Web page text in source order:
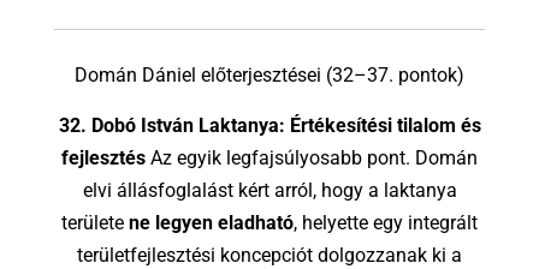
Domán Dániel előterjesztései (32–37. pontok)
32. Dobó István Laktanya: Értékesítési tilalom és
fejlesztés Az egyik legfajsúlyosabb pont. Domán
elvi állásfoglalást kért arról, hogy a laktanya
területe ne legyen eladható, helyette egy integrált
területfejlesztési koncepciót dolgozzanak ki a